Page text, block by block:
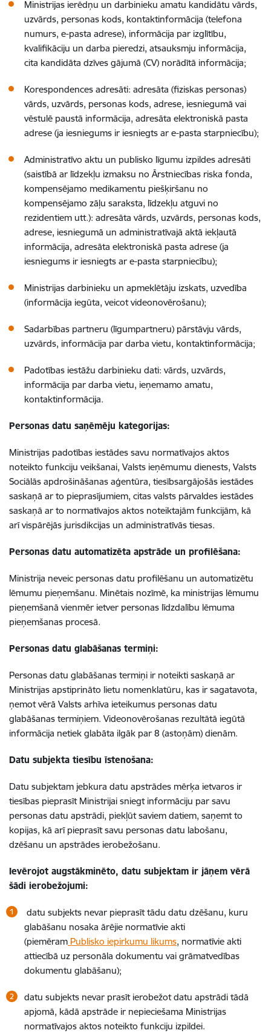
Ministrijas ierēdņu un darbinieku amatu kandidātu vārds,
uzvārds, personas kods, kontaktinformācija (telefona
numurs, e-pasta adrese), informācija par izglītību,
kvalifikāciju un darba pieredzi, atsauksmju informācija,
cita kandidāta dzīves gājumā (CV) norādītā informācija;
Korespondences adresāti: adresāta (fiziskas personas)
vārds, uzvārds, personas kods, adrese, iesniegumā vai
vēstulē paustā informācija, adresāta elektroniskā pasta
adrese (ja iesniegums ir iesniegts ar e-pasta starpniecību);
Administratīvo aktu un publisko līgumu izpildes adresāti
(saistībā ar līdzekļu izmaksu no Ārstniecības riska fonda,
kompensējamo medikamentu piešķiršanu no
kompensējamo zāļu saraksta, līdzekļu atguvi no
rezidentiem utt.): adresāta vārds, uzvārds, personas kods,
adrese, iesniegumā un administratīvajā aktā iekļautā
informācija, adresāta elektroniskā pasta adrese (ja
iesniegums ir iesniegts ar e-pasta starpniecību);
Ministrijas darbinieku un apmeklētāju izskats, uzvedība
(informācija iegūta, veicot videonovērošanu);
Sadarbības partneru (līgumpartneru) pārstāvju vārds,
uzvārds, informācija par darba vietu, kontaktinformācija;
Padotības iestāžu darbinieku dati: vārds, uzvārds,
informācija par darba vietu, ieņemamo amatu,
kontaktinformācija.
Personas datu saņēmēju kategorijas:
Ministrijas padotības iestādes savu normatīvajos aktos
noteikto funkciju veikšanai, Valsts ieņēmumu dienests, Valsts
Sociālās apdrošināšanas aģentūra, tiesībsargājošās iestādes
saskaņā ar to pieprasījumiem, citas valsts pārvaldes iestādes
saskaņā ar to normatīvajos aktos noteiktajām funkcijām, kā
arī vispārējās jurisdikcijas un administratīvās tiesas.
Personas datu automatizēta apstrāde un profilēšana:
Ministrija neveic personas datu profilēšanu un automatizētu
lēmumu pieņemšanu. Minētais nozīmē, ka ministrijas lēmumu
pieņemšanā vienmēr ietver personas līdzdalību lēmuma
pieņemšanas procesā.
Personas datu glabāšanas termiņi:
Personas datu glabāšanas termiņi ir noteikti saskaņā ar
Ministrijas apstiprināto lietu nomenklatūru, kas ir sagatavota,
ņemot vērā Valsts arhīva ieteikumus personas datu
glabāšanas termiņiem. Videonovērošanas rezultātā iegūtā
informācija netiek glabāta ilgāk par 8 (astoņām) dienām.
Datu subjekta tiesību īstenošana:
Datu subjektam jebkura datu apstrādes mērķa ietvaros ir
tiesības pieprasīt Ministrijai sniegt informāciju par savu
personas datu apstrādi, piekļūt saviem datiem, saņemt to
kopijas, kā arī pieprasīt savu personas datu labošanu,
dzēšanu un apstrādes ierobežošanu.
Ievērojot augstākminēto, datu subjektam ir jāņem vērā
šādi ierobežojumi:
datu subjekts nevar pieprasīt tādu datu dzēšanu, kuru
glabāšanu nosaka ārējie normatīvie akti
(piemēram Publisko iepirkumu likums, normatīvie akti
attiecībā uz personāla dokumentu vai grāmatvedības
dokumentu glabāšanu);
datu subjekts nevar prasīt ierobežot datu apstrādi tādā
apjomā, kādā apstrāde ir nepieciešama Ministrijas
normatīvajos aktos noteikto funkciju izpildei.